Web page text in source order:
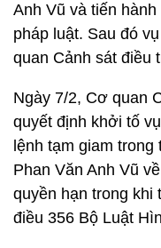
Anh Vũ và tiến
pháp luật. Sau đó
quan Cảnh sát điều
Ngày 7/2, Cơ quan
quyết định khởi tố
lệnh tạm giam
Phan Văn Anh Vũ
quyền hạn trong khi
điều 356 Bộ Luật